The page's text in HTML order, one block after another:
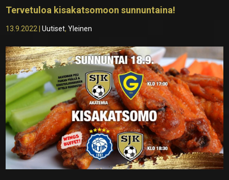
Tervetuloa kisakatsomoon sunnuntaina!
13.9.2022 |Uutiset,Yleinen